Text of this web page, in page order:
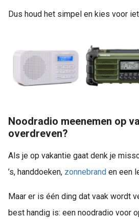
Dus houd het simpel en kies voor
Noodradio meenemen op
overdreven?
Als je op vakantie gaat denk je
’s, handdoeken, zonnebrand en een
Maar er is één ding dat vaak wordt
best handig is: een noodradio voor